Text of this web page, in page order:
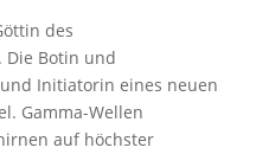
des
Die Botin und
Initiatorin eines neuen
Gamma-Wellen
auf höchster